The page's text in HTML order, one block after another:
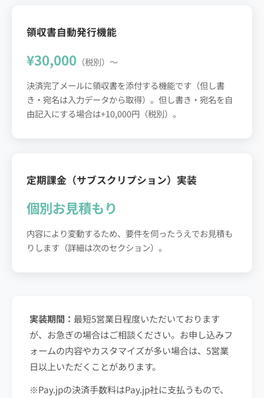
領収書自動発行機能
¥30,000 （税別）〜
決済完了メールに領収書を添付する機能です（但し書
き・宛名は入力データから取得）。但し書き・宛名を自
由記入にする場合は+10,000円（税別）。
定期課金（サブスクリプション）実装
個別お見積もり
内容により変動するため、要件を伺ったうえでお見積も
りします（詳細は次のセクション）。
実装期間： 最短5営業日程度いただいております
が、お急ぎの場合はご相談ください。お申し込みフ
ォームの内容やカスタマイズが多い場合は、5営業
日以上いただくことがあります。
※Pay.jpの決済手数料はPay.jp社に支払うもので、